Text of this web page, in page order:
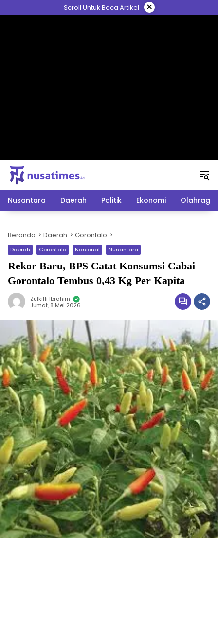
ke
Scroll Untuk Baca Artikel ×
Nusantara Daerah Politik Ekonomi Olahraga
Beranda Daerah Gorontalo
Daerah Gorontalo Nasional Nusantara
Rekor Baru, BPS Catat Konsumsi Cabai
Gorontalo Tembus 0,43 Kg Per Kapita
Zulkifli Ibrahim
Jumat, 8 Mei 2026